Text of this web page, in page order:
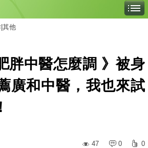
其他
胖中醫怎麼調 》被身
廣和中醫，我也來試
47
0 0